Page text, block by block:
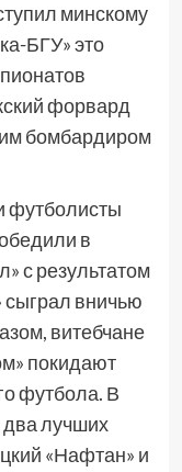
минскому
БГУ» это
форвард
бомбардиром
футболисты
в
с результатом
сыграл вничью
витебчане
покидают
футбола. В
лучших
«Нафтан» и